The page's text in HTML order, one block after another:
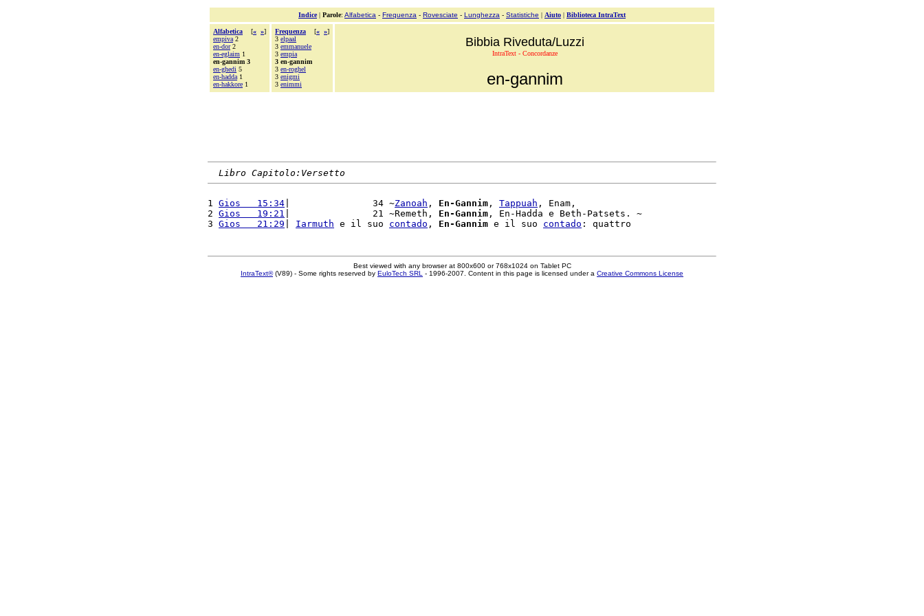
Indice| Parole: Alfabetica - Frequenza - Rovesciate - Lunghezza - Statistiche | Aiuto | Biblioteca IntraText
Alfabetica [« »]
empiva 2
en-dor2
en-eglaim 1
en-gannim 3
en-ghedi 5
en-hadda 1
en-hakkore 1
Frequenza [« »]
3 elpaal
3 emmanuele
3 empia
3 en-gannim
3 en-roghel
3 enigmi
3 enimmi
Bibbia Riveduta/Luzzi
IntraText - Concordanze
en-gannim
Libro Capitolo:Versetto
1 Gios   15:34 |               34 ~Zanoah , En-Gannim , Tappuah , Enam,
2 Gios   19:21 |               21 ~Remeth, En-Gannim , En-Hadda e Beth-Patsets. ~
3 Gios   21:29 Iarmuth e il suo contado , En-Gannim e il suo contado
Best viewed with any browser at 800x600 or 768x1024 on Tablet PC
IntraText®(V89) - Some rights reserved by EuloTech SRL - 1996-2007. Content in this page is licensed under a Creative Commons License